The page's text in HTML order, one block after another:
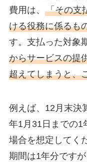
費用は、 「その支
ける役務に係るも
す。支払った対象
からサービスの提
超えてしまうと、
例えば、12月末決
年1月31日までの1
場合を想定してく
期間は1年分ですが